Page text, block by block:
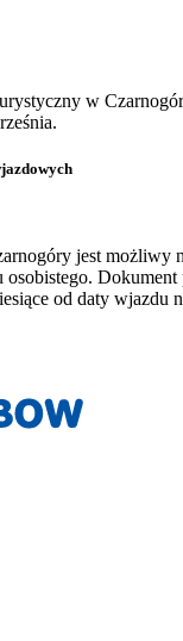
w
jest możliwy
osobistego.
od daty wjazdu